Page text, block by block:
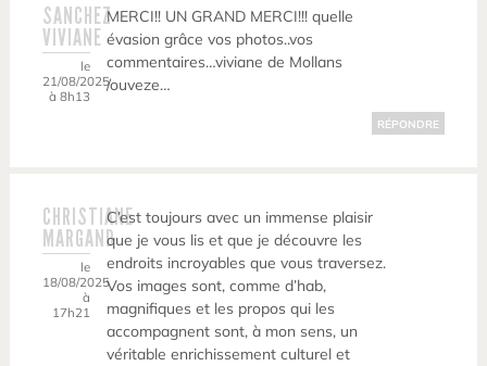
SANCHEZ
VIVIANE
le
21/08/2025
à 8h13
MERCI!! UN GRAND MERCI!!! quelle
évasion grâce vos photos..vos
commentaires…viviane de Mollans
/ouveze…
RÉPONDRE
CHRISTIANE
MARGAND
le
18/08/2025
à
17h21
C’est toujours avec un immense plaisir
que je vous lis et que je découvre les
endroits incroyables que vous traversez.
Vos images sont, comme d’hab,
magnifiques et les propos qui les
accompagnent sont, à mon sens, un
véritable enrichissement culturel et